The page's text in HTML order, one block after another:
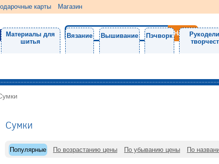
карты Магазин
Материалы для
шитья
Вязание Вышивание Пэчворк
Сумки
Популярные По возрастанию цены По убыванию цены По